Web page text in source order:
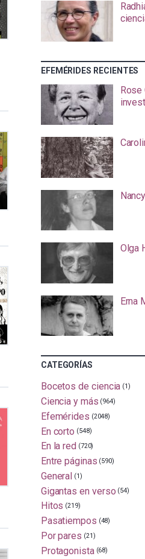
EFEMÉRIDES RECIENTES
Rose
Olga
Erna
CATEGORÍAS
Bocetos de ciencia (1)
Ciencia y más (964)
Efemérides (2048)
En corto (548)
En la red (720)
Entre páginas (590)
General (1)
Gigantas en verso (54)
Hitos (219)
Pasatiempos (48)
Por pares (21)
Protagonista (68)